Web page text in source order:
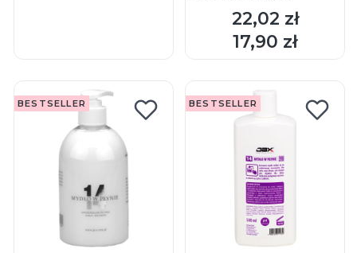
Cena
22,02 zł
Cena
17,90 zł
DO KOSZYKA
BESTSELLER BESTSELLER